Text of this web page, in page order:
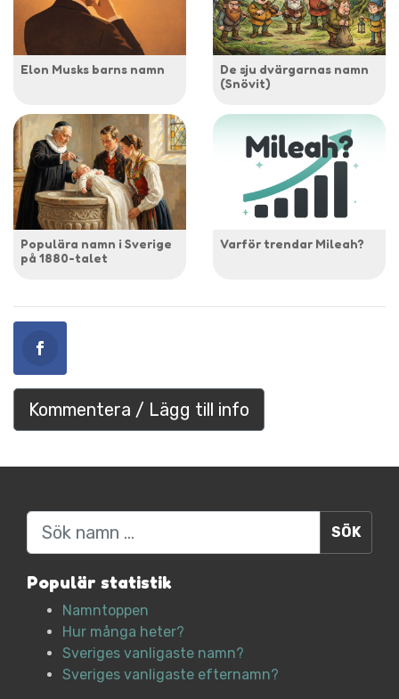
Elon Musks barns namn
De sju dvärgarnas namn
(Snövit)
Populära namn i Sverige
på 1880-talet
Varför trendar Mileah?
Kommentera / Lägg till info
Sök
Populär statistik
Namntoppen
Hur många heter?
Sveriges vanligaste namn?
Sveriges vanligaste efternamn?